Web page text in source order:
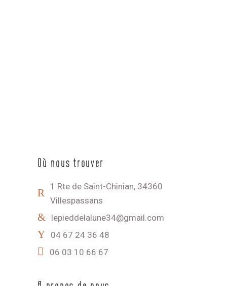
Où nous trouver
1 Rte de Saint-Chinian, 34360
Villespassans
lepieddelalune34@gmail.com
04 67 24 36 48
06 03 10 66 67